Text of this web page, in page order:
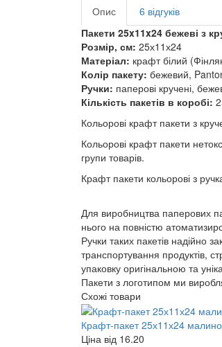
Опис
6 відгуків
Пакети 25x11x24 бежеві з
Розмір, см: 25х11х24
Матеріал: крафт білий
Колір пакету: бежевий,
Ручки: паперові кручені,
Кількість пакетів в коробі:
Кольорові крафт пакети з
Кольорові крафт пакети
групи товарів.
Крафт пакети кольорові з
Для виробництва паперових
нього на повністю
Ручки таких пакетів надійно
транспортування продуктів,
упаковку оригінальною та
Пакети з логотипом ми
Схожі товари
Крафт-пакет 25х11х24
Ціна від 16.20